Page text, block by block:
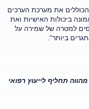
את מערכת הערכים
ביכולות האישיות ואת
למטרה של שמירה על
ביותר".
תחליף לייעוץ רפואי